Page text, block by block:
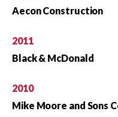
Aecon Construction
2011
Black & McDonald
2010
Mike Moore and Sons